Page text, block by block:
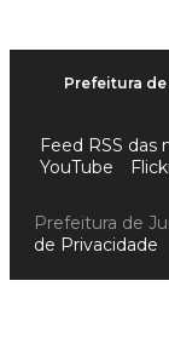
Prefeitura
Feed RSS das
YouTube
Prefeitura de
de Privacidade